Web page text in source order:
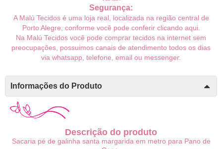
Segurança:
A Malú Tecidos é uma loja real, localizada na região central de
Porto Alegre, conforme você pode conferir clicando aqui.
Na Malú Tecidos você pode comprar tecidos na internet sem
preocupações, possuimos canais de atendimento todos os dias
via whatsapp, telefone, email ou messenger.
Informações do Produto
Descrição do produto
Sacaria pé de galinha santa margarida em metro para Pano de